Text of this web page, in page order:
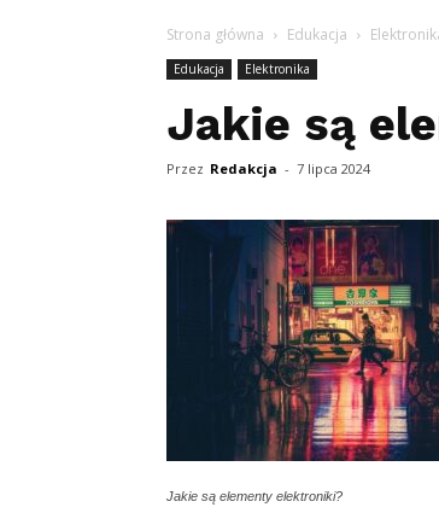
Strona główna Edukacja
Edukacja Elektronika
Jakie są
Przez Redakcja - 7 lipca 2024
Jakie są elementy elektroniki?